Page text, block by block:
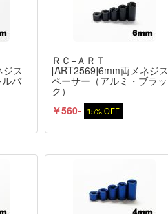
ス
バ
ＲＣ−ＡＲＴ
[ART2569]6mm両メネジス
ペーサー（アルミ・ブラッ
ク）
￥560- 15% OFF